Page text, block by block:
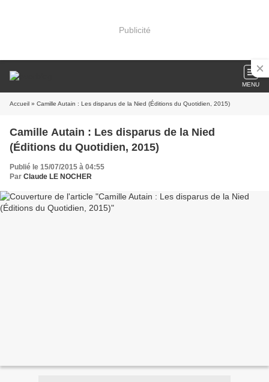
Publicité
MENU
Accueil » Camille Autain : Les disparus de la Nied (Éditions du Quotidien, 2015)
Camille Autain : Les disparus de la Nied
(Éditions du Quotidien, 2015)
Publié le 15/07/2015 à 04:55
Par Claude LE NOCHER